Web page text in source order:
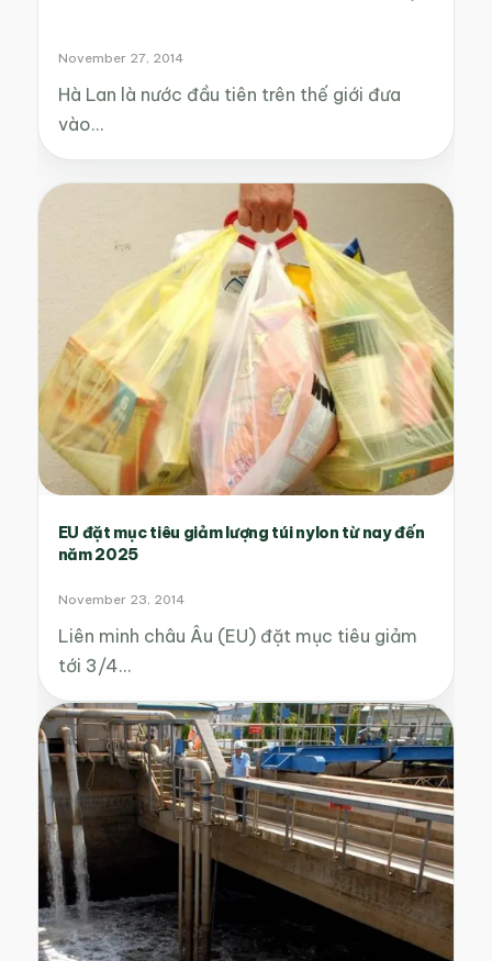
November 27, 2014
Hà Lan là nước đầu tiên trên thế giới đưa
vào…
EU đặt mục tiêu giảm lượng túi nylon từ nay đến
năm 2025
November 23, 2014
Liên minh châu Âu (EU) đặt mục tiêu giảm
tới 3/4…